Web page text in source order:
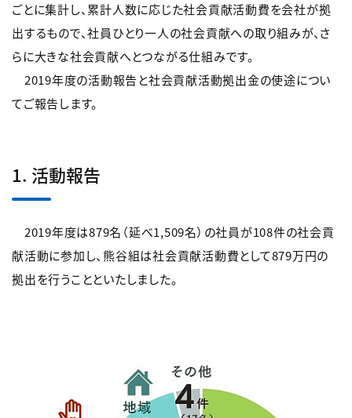
ごとに集計し、累計人数に応じた社会貢献活動費を会社が拠
出するもので、社員ひとり一人の社会貢献への取り組みが、さ
らに大きな社会貢献へとつながる仕組みです。
2019年度の活動報告と社会貢献活動拠出金の使途につい
てご報告します。
1. 活動報告
2019年度は879名（延べ1,509名）の社員が108件の社会貢
献活動に参加し、熊谷組は社会貢献活動費として879万円の
拠出を行うことといたしました。